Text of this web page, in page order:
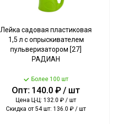
Лейка садовая пластиковая
1,5 л с опрыскивателем
пульверизатором [27]
РАДИАН
Более 100 шт
Опт: 140.0 ₽ / шт
Цена Ц-Ц: 132.0 ₽ / шт
Скидка от 54 шт: 136.0 ₽ / шт